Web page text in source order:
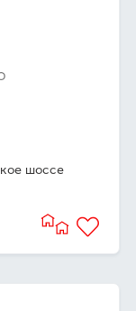
шоссе